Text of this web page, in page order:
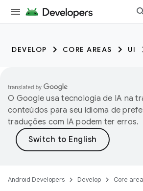
DEVELOP CORE AREAS UI
O Google usa tecnologia de IA na
conteúdos para seu idioma de
traduções com IA podem ter erros.
Android Developers Develop Core